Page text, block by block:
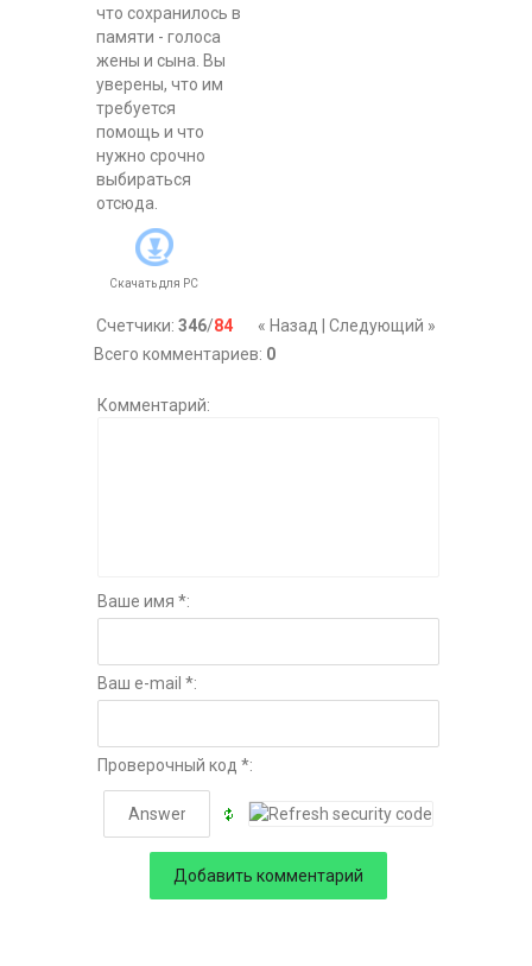
что сохранилось в
памяти - голоса
жены и сына. Вы
уверены, что им
требуется
помощь и что
нужно срочно
выбираться
отсюда.
Скачать для PC
« Назад Следующий »
Счетчики: 346/84
Всего комментариев: 0
Комментарий:
Ваше имя *:
Ваш e-mail *:
Проверочный код *: